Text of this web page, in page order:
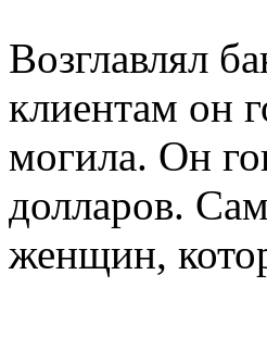
Возглавлял
клиентам он
могила. Он
долларов.
женщин,